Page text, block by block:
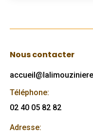
Nous contacter
Téléphone:
02 40 05 82 82
Adresse: